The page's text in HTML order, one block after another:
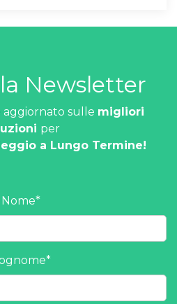
Newsletter
aggiornato sulle migliori
per
a Lungo Termine!
Nome*
*